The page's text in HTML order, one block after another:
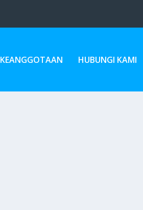
KEANGGOTAAN HUBUNGI KAMI